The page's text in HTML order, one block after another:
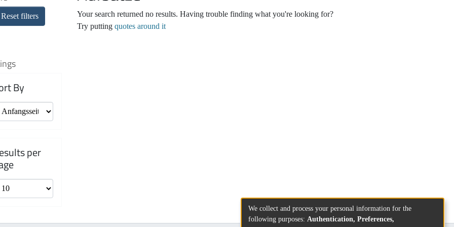
Reset filters
By
per
Your search returned no results. Having trouble finding what you're looking for?
Try putting quotes around it
We collect and process your personal information for the
following purposes: Authentication, Preferences,